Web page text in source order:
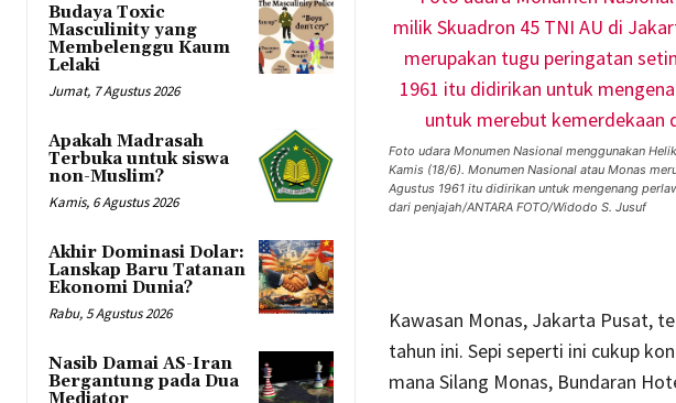
Budaya Toxic
Masculinity yang
Membelenggu Kaum
Lelaki
Jumat, 7 Agustus 2026
Apakah Madrasah
Terbuka untuk siswa
non-Muslim?
Kamis, 6 Agustus 2026
Akhir Dominasi Dolar:
Lanskap Baru Tatanan
Ekonomi Dunia?
Rabu, 5 Agustus 2026
Nasib Damai AS-Iran
Bergantung pada Dua
Foto udara Monumen Nasional menggunakan
Kamis (18/6). Monumen Nasional atau Monas
Agustus 1961 itu didirikan untuk mengenang
dari penjajah/ANTARA FOTO/Widodo S. Jusuf
Kawasan Monas, Jakarta Pusat,
tahun ini. Sepi seperti ini cukup
mana Silang Monas, Bundaran